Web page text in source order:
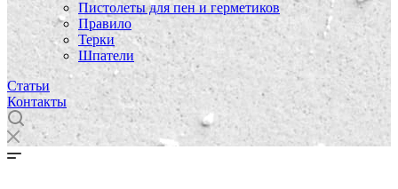
Пистолеты для пен и герметиков
Правило
Терки
Шпатели
Статьи
Контакты